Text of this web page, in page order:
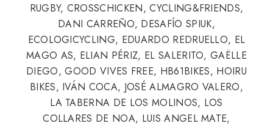
RUGBY, CROSSCHICKEN, CYCLING&FRIENDS,
DANI CARREÑO, DESAFÍO SPIUK,
ECOLOGICYCLING, EDUARDO REDRUELLO, EL
MAGO AS, ELIAN PÉRIZ, EL SALERITO, GAËLLE
DIEGO, GOOD VIVES FREE, HB61BIKES, HOIRU
BIKES, IVÁN COCA, JOSÉ ALMAGRO VALERO,
LA TABERNA DE LOS MOLINOS, LOS
COLLARES DE NOA, LUIS ANGEL MATE,